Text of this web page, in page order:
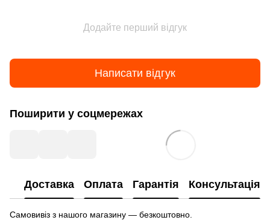
Додайте перший відгук
Написати відгук
Поширити у соцмережах
Доставка Оплата Гарантія Консультація
Самовивіз з нашого магазину — безкоштовно.